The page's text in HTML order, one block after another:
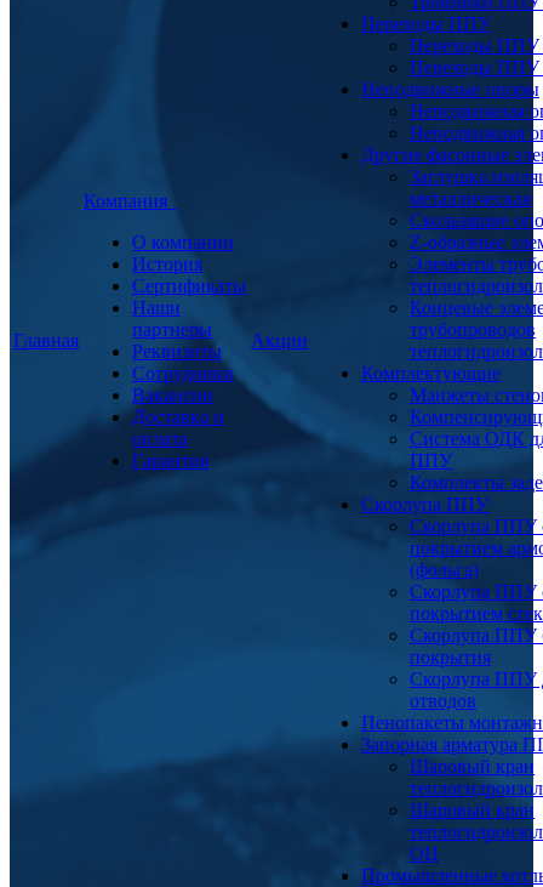
Главная
Компания
О компании
История
Сертификаты
Наши
партнеры
Реквизиты
Сотрудники
Вакансии
Доставка и
оплата
Гарантия
Акции
Переходы ППУ
Переходы
Переходы
Неподвижные опоры
Неподвижная
Неподвижная
Другие фасонные
Заглушка
металлическая
Скользящие
Z-образные
Элементы
Концевые
трубопроводов
Комплектующие
Манжеты
Система ОДК
ППУ
Комплекты
Скорлупа ППУ
Скорлупа ППУ
покрытием
(фольга)
Скорлупа ППУ
покрытием
Скорлупа ППУ
покрытия
Скорлупа ППУ
отводов
Пенопакеты
Запорная арматура
Шаровый кран
Шаровый кран
ОЦ
Промышленные